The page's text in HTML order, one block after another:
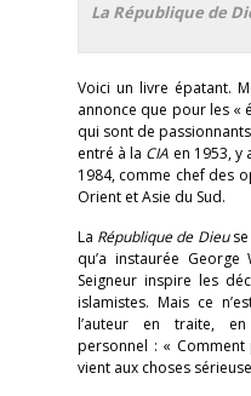
La République de
Voici un livre épatant.
annonce que pour les «
qui sont de
entré à la CIA en 1953, y
1984, comme chef des
Orient et Asie du Sud.
La République de Dieu
qu’a instaurée
Seigneur inspire les
islamistes. Mais ce
l’auteur en traite, en
personnel : «
vient aux choses